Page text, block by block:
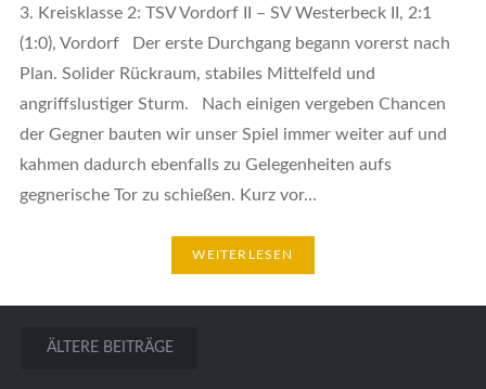
3. Kreisklasse 2: TSV Vordorf II – SV Westerbeck II, 2:1
(1:0), Vordorf Der erste Durchgang begann vorerst nach
Plan. Solider Rückraum, stabiles Mittelfeld und
angriffslustiger Sturm. Nach einigen vergeben Chancen
der Gegner bauten wir unser Spiel immer weiter auf und
kahmen dadurch ebenfalls zu Gelegenheiten aufs
gegnerische Tor zu schießen. Kurz vor…
WEITERLESEN
Beitragsnavigation
ÄLTERE BEITRÄGE